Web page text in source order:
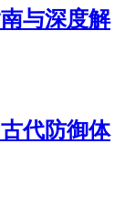
与深度解
代防御体